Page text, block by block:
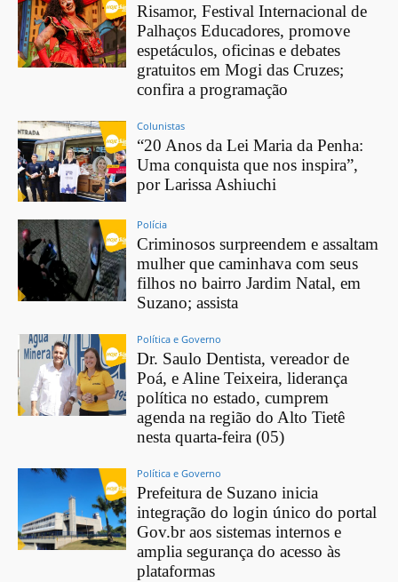
Risamor, Festival Internacional de
Palhaços Educadores, promove
espetáculos, oficinas e debates
gratuitos em Mogi das Cruzes;
confira a programação
Colunistas
“20 Anos da Lei Maria da Penha:
Uma conquista que nos inspira”,
por Larissa Ashiuchi
Polícia
Criminosos surpreendem e assaltam
mulher que caminhava com seus
filhos no bairro Jardim Natal, em
Suzano; assista
Política e Governo
Dr. Saulo Dentista, vereador de
Poá, e Aline Teixeira, liderança
política no estado, cumprem
agenda na região do Alto Tietê
nesta quarta-feira (05)
Política e Governo
Prefeitura de Suzano inicia
integração do login único do portal
Gov.br aos sistemas internos e
amplia segurança do acesso às
plataformas